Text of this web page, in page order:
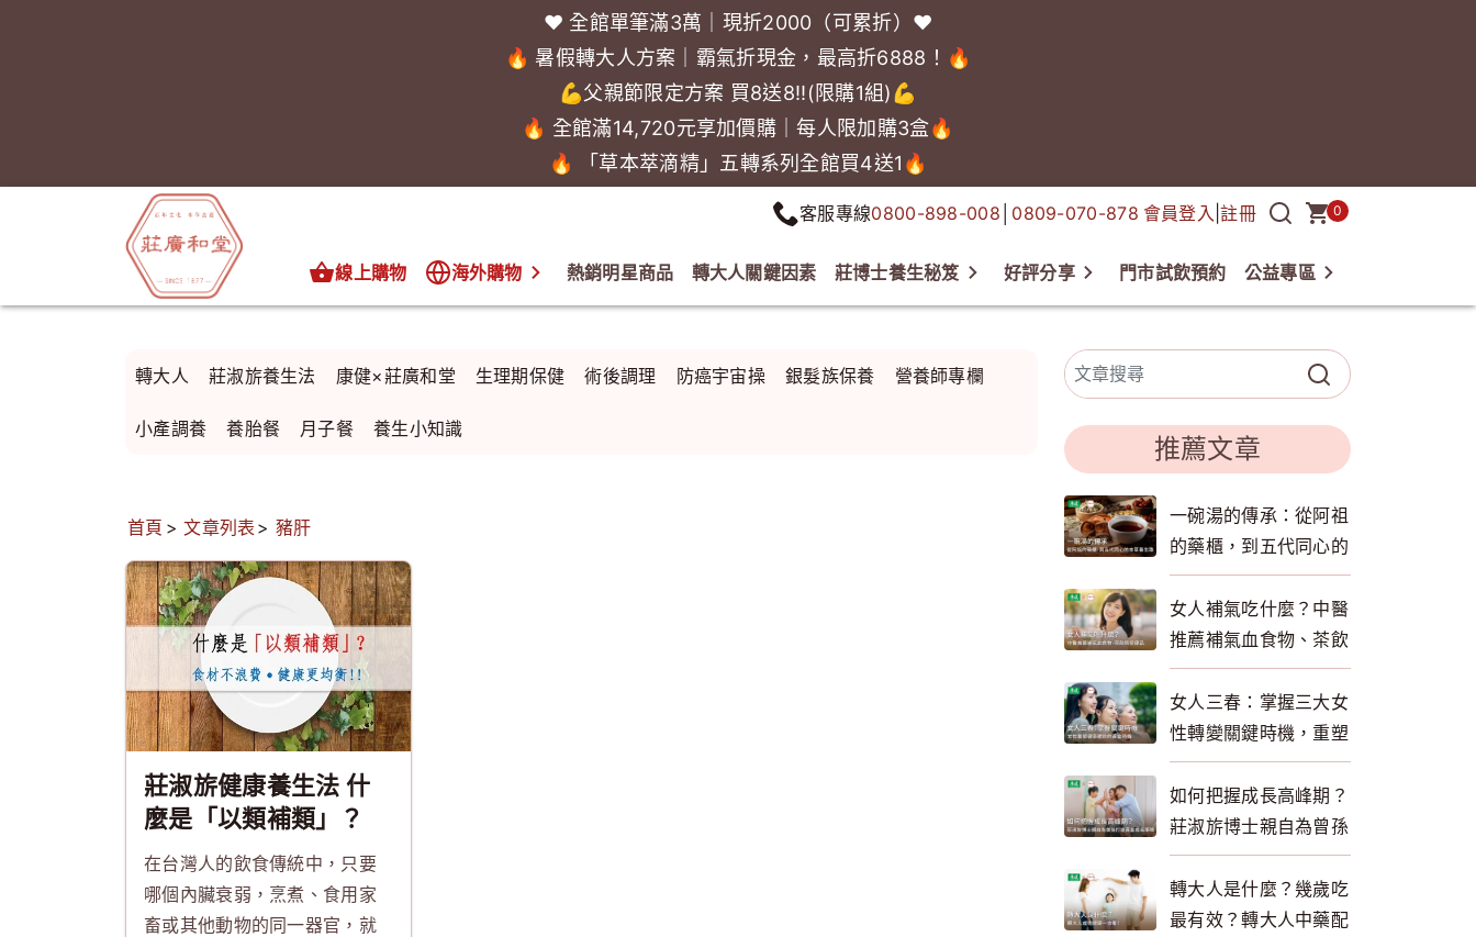
❤️ 全館單筆滿3萬｜現折2000（可累折）❤️
🔥 暑假轉大人方案｜霸氣折現金，最高折6888！🔥
💪父親節限定方案 買8送8!!(限購1組)💪
🔥 全館滿14,720元享加價購｜每人限加購3盒🔥
🔥 「草本萃滴精」五轉系列全館買4送1🔥
客服專線0800-898-008 0809-070-878 會員登入 |註冊 0
線上購物 海外購物 熱銷明星商品 轉大人關鍵因素 莊博士養生秘笈 好評分享 門市試飲預約 公益專區
轉大人 莊淑旂養生法 康健×莊廣和堂 生理期保健 術後調理 防癌宇宙操 銀髮族保養 營養師專欄
小產調養 養胎餐 月子餐 養生小知識
首頁 文章列表 豬肝
莊淑旂健康養生法 什
麼是「以類補類」？
在台灣人的飲食傳統中，只要
哪個內臟衰弱，烹煮、食用家
畜或其他動物的同一器官，就
推薦文章
一碗湯的傳承：從阿祖
的藥櫃，到五代同心的
本草養生路
女人補氣吃什麼？中醫
推薦補氣血食物、茶飲
與保健品一次看懂
女人三春：掌握三大女
性轉變關鍵時機，重塑
健康體質，自然逆齡回
春！
如何把握成長高峰期？
莊淑旂博士親自為曾孫
三胞胎打造黃金成長策
略 為轉大人助攻
轉大人是什麼？幾歲吃
最有效？轉大人中藥配